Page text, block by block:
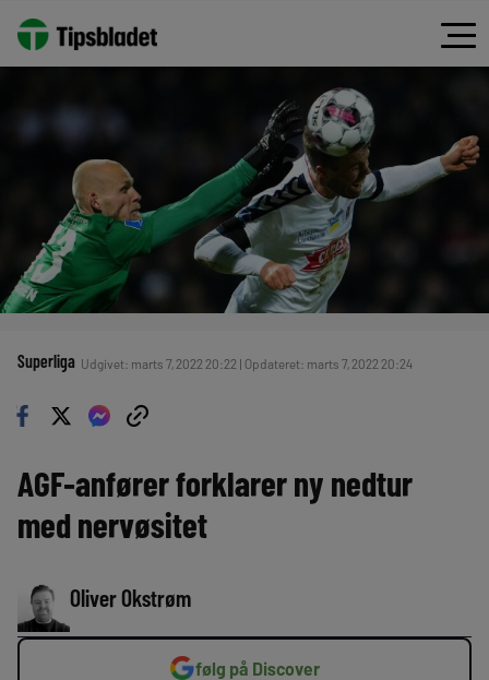
Superliga Udgivet: marts 7, 2022 20:22 | Opdateret: marts 7, 2022 20:24
AGF-anfører forklarer ny nedtur
med nervøsitet
Oliver Okstrøm
følg på Discover